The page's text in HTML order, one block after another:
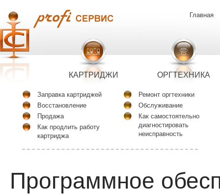
Главная
КАРТРИДЖИ ОРГТЕХНИКА
Заправка картриджей
Восстановление
Продажа
Как продлить работу
картриджа
Ремонт оргтехники
Обслуживание
Как самостоятельно
диагностировать
неисправность
Программное